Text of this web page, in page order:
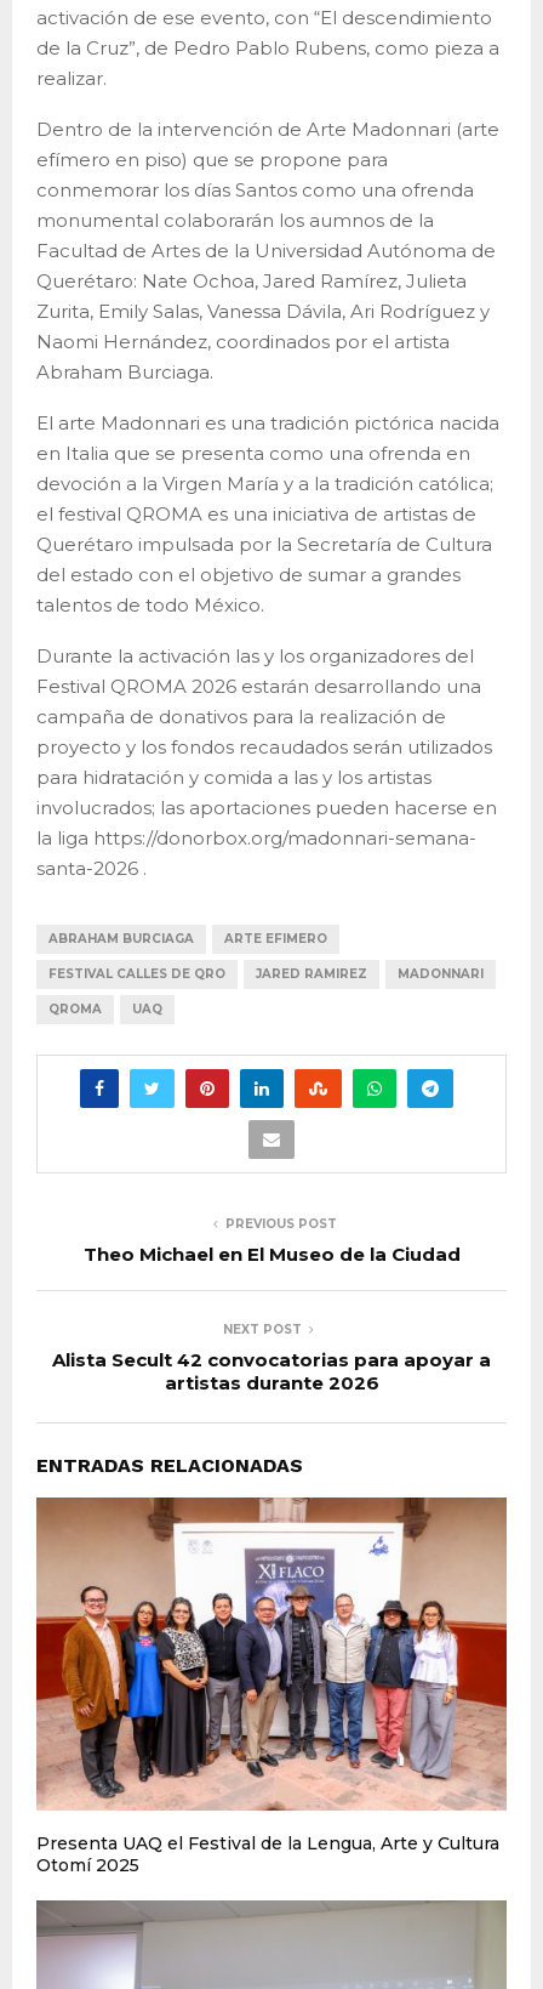
activación de ese evento, con “El descendimiento
de la Cruz”, de Pedro Pablo Rubens, como pieza a
realizar.
Dentro de la intervención de Arte Madonnari (arte
efímero en piso) que se propone para
conmemorar los días Santos como una ofrenda
monumental colaborarán los aumnos de la
Facultad de Artes de la Universidad Autónoma de
Querétaro: Nate Ochoa, Jared Ramírez, Julieta
Zurita, Emily Salas, Vanessa Dávila, Ari Rodríguez y
Naomi Hernández, coordinados por el artista
Abraham Burciaga.
El arte Madonnari es una tradición pictórica nacida
en Italia que se presenta como una ofrenda en
devoción a la Virgen María y a la tradición católica;
el festival QROMA es una iniciativa de artistas de
Querétaro impulsada por la Secretaría de Cultura
del estado con el objetivo de sumar a grandes
talentos de todo México.
Durante la activación las y los organizadores del
Festival QROMA 2026 estarán desarrollando una
campaña de donativos para la realización de
proyecto y los fondos recaudados serán utilizados
para hidratación y comida a las y los artistas
involucrados; las aportaciones pueden hacerse en
la liga https://donorbox.org/madonnari-semana-
santa-2026 .
ABRAHAM BURCIAGA ARTE EFIMERO
FESTIVAL CALLES DE QRO JARED RAMIREZ MADONNARI
QROMA UAQ
PREVIOUS POST
Theo Michael en El Museo de la Ciudad
NEXT POST
Alista Secult 42 convocatorias para apoyar a
artistas durante 2026
ENTRADAS RELACIONADAS
Presenta UAQ el Festival de la Lengua, Arte y Cultura
Otomí 2025